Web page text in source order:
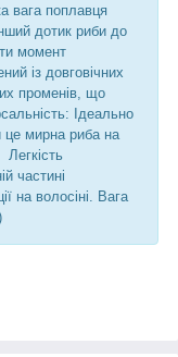
вага поплавця
дотик риби до
момент
із довговічних
променів, що
Ідеально
це мирна риба на
Легкість
частині
на волосіні. Вага